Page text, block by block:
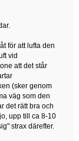
för att lufta den
vid
att det står
(sker genom
väg som den
det rätt bra och
upp till ca 8-10
strax därefter.